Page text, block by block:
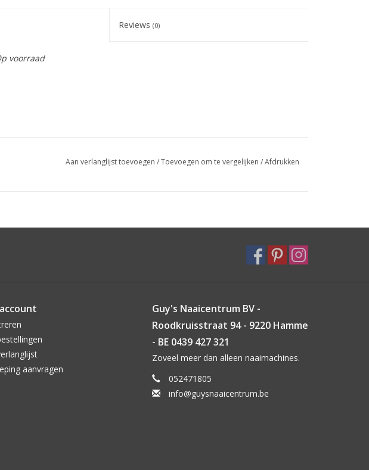
Reviews(0)
voorraad
Aan verlanglijst toevoegen /Toevoegen om te vergelijken /Afdrukken
aanvragen
Guy's Naaicentrum BV -
Roodkruisstraat 94 - 9220 Hamme
- BE 0439 427 321
Zoveel meer dan alleen naaimachines.
052471805
info@guysnaaicentrum.be